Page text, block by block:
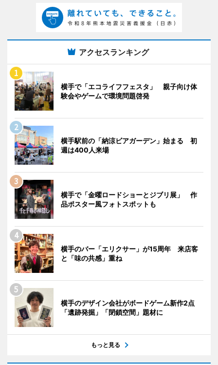
アクセスランキング
横手で「エコライフフェスタ」 親子向け体
験会やゲームで環境問題啓発
横手駅前の「納涼ビアガーデン」始まる 初
週は400人来場
横手で「金曜ロードショーとジブリ展」 作
品ポスター風フォトスポットも
横手のバー「エリクサー」が15周年 来店客
と「味の共感」重ね
横手のデザイン会社がボードゲーム新作2点
「遺跡発掘」「閉鎖空間」題材に
もっと見る